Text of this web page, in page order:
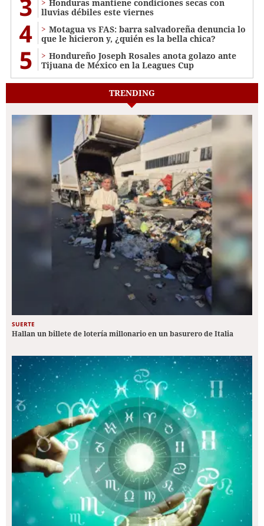
3
Honduras mantiene condiciones secas con
lluvias débiles este viernes
4
Motagua vs FAS: barra salvadoreña denuncia lo
que le hicieron y, ¿quién es la bella chica?
5
Hondureño Joseph Rosales anota golazo ante
Tijuana de México en la Leagues Cup
TRENDING
SUERTE
Hallan un billete de lotería millonario en un basurero de Italia